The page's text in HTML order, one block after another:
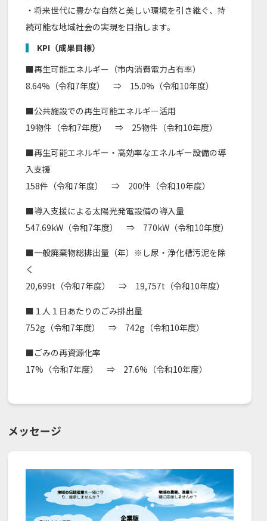
・将来世代に豊かな自然と美しい環境を引き継ぐ、持
続可能な地域社会の実現を目指します。
KPI（成果目標）
■再生可能エネルギー（市内消費電力占有率）
8.64%（令和7年度） ⇒ 15.0%（令和10年度）
■公共施設での再生可能エネルギー活用
19物件（令和7年度） ⇒ 25物件（令和10年度）
■再生可能エネルギー・高効率なエネルギー設備の導
入支援
158件（令和7年度） ⇒ 200件（令和10年度）
■導入支援による太陽光発電設備の導入量
547.69kW（令和7年度） ⇒ 770kW（令和10年度）
■一般廃棄物総排出量（年）※し尿・浄化槽汚泥を除
く
20,699t（令和7年度） ⇒ 19,757t（令和10年度）
■１人１日あたりのごみ排出量
752g（令和7年度） ⇒ 742g（令和10年度）
■ごみの再資源化率
17%（令和7年度） ⇒ 27.6%（令和10年度）
メッセージ